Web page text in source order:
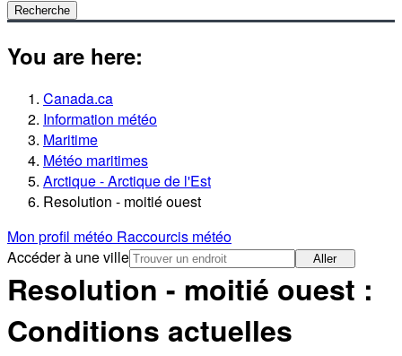
Recherche
You are here:
Canada.ca
Information météo
Maritime
Météo maritimes
Arctique - Arctique de l'Est
Resolution - moitié ouest
Mon profil météo Raccourcis météo
Accéder à une ville
Aller
Resolution - moitié ouest :
Conditions actuelles